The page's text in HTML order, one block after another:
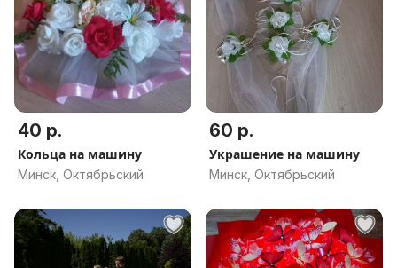
40 р.
Кольца на машину
Минск, Октябрьский
60 р.
Украшение на машину
Минск, Октябрьский